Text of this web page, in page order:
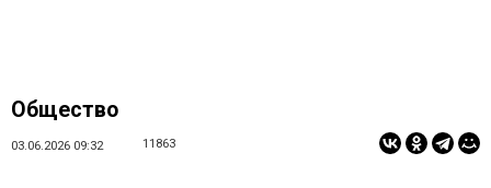
Общество
03.06.2026 09:32 11863